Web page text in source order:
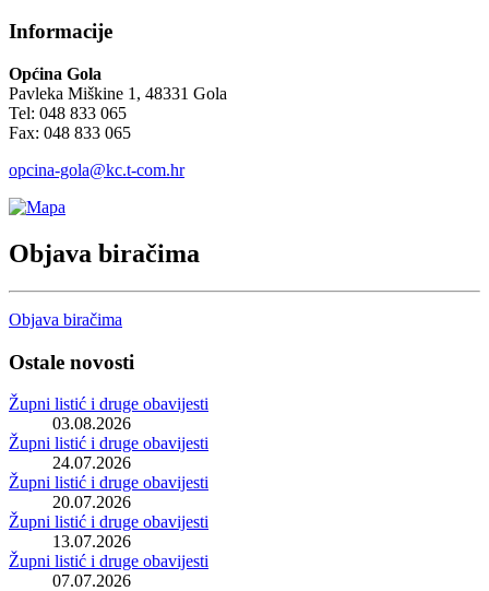
Informacije
Općina Gola
Pavleka Miškine 1, 48331 Gola
Tel: 048 833 065
Fax: 048 833 065
opcina-gola@kc.t-com.hr
Objava biračima
Objava biračima
Ostale novosti
Župni listić i druge obavijesti
03.08.2026
Župni listić i druge obavijesti
24.07.2026
Župni listić i druge obavijesti
20.07.2026
Župni listić i druge obavijesti
13.07.2026
Župni listić i druge obavijesti
07.07.2026